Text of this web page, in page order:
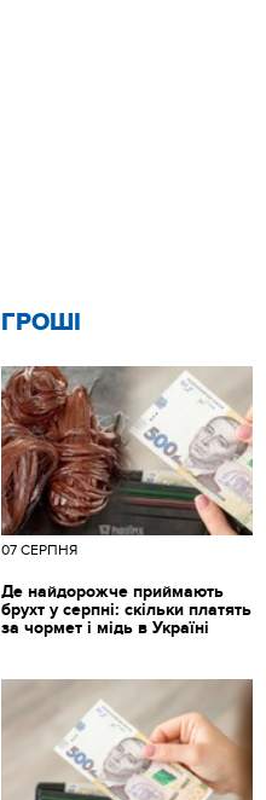
ГРОШІ
07 СЕРПНЯ
Де найдорожче приймають
брухт у серпні: скільки платять
за чормет і мідь в Україні